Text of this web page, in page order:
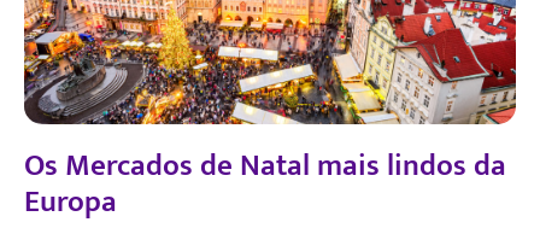
Os Mercados de Natal mais lindos da
Europa